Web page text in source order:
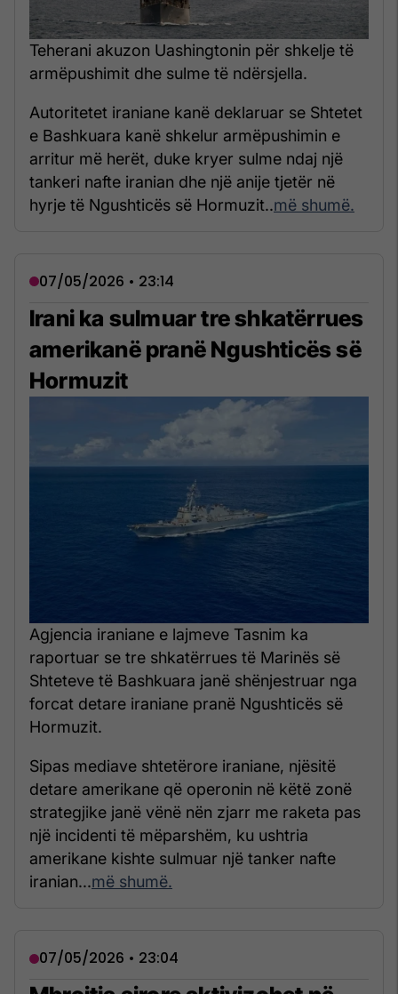
Teherani akuzon Uashingtonin për shkelje të
armëpushimit dhe sulme të ndërsjella.
Autoritetet iraniane kanë deklaruar se Shtetet
e Bashkuara kanë shkelur armëpushimin e
arritur më herët, duke kryer sulme ndaj një
tankeri nafte iranian dhe një anije tjetër në
hyrje të Ngushticës së Hormuzit..më shumë.
07/05/2026 • 23:14
Irani ka sulmuar tre shkatërrues
amerikanë pranë Ngushticës së
Hormuzit
Agjencia iraniane e lajmeve Tasnim ka
raportuar se tre shkatërrues të Marinës së
Shteteve të Bashkuara janë shënjestruar nga
forcat detare iraniane pranë Ngushticës së
Hormuzit.
Sipas mediave shtetërore iraniane, njësitë
detare amerikane që operonin në këtë zonë
strategjike janë vënë nën zjarr me raketa pas
një incidenti të mëparshëm, ku ushtria
amerikane kishte sulmuar një tanker nafte
iranian...më shumë.
07/05/2026 • 23:04